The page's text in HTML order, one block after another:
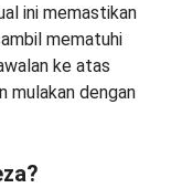
ini memastikan
mematuhi
ke atas
mulakan dengan